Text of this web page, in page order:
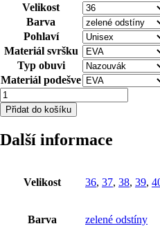
Velikost
Barva
Pohlaví
Materiál svršku
Typ obuvi
Materiál podešve
Volnočasový
nazouvák
ARDON®MARINE
navy-
množství
Přidat do košíku
Další informace
Velikost 36, 37, 38, 39,
Barva zelené odstíny